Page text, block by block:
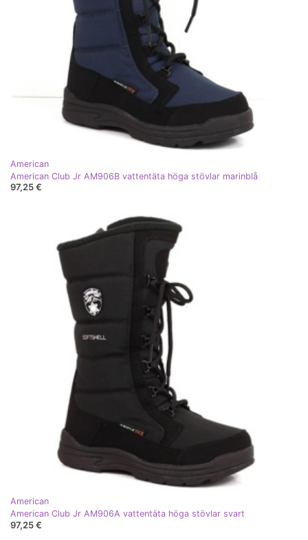
American
American Club Jr AM906B vattentäta höga stövlar marinblå
97,25 €
American
American Club Jr AM906A vattentäta höga stövlar svart
97,25 €